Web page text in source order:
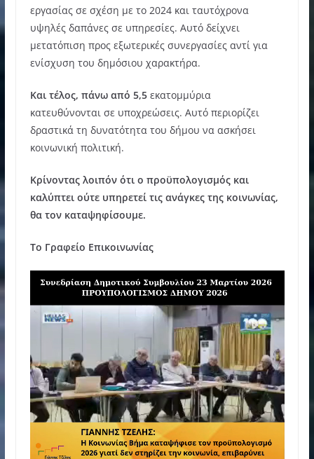
εργασίας σε σχέση με το 2024 και ταυτόχρονα
υψηλές δαπάνες σε υπηρεσίες. Αυτό δείχνει
μετατόπιση προς εξωτερικές συνεργασίες αντί για
ενίσχυση του δημόσιου χαρακτήρα.
Και τέλος, πάνω από 5,5εκατομμύρια
κατευθύνονται σε υποχρεώσεις. Αυτό περιορίζει
δραστικά τη δυνατότητα του δήμου να ασκήσει
κοινωνική πολιτική.
Κρίνοντας λοιπόν ότι ο προϋπολογισμός και
καλύπτει ούτε υπηρετεί τις ανάγκες της κοινωνίας,
θα τον καταψηφίσουμε.
Το Γραφείο Επικοινωνίας